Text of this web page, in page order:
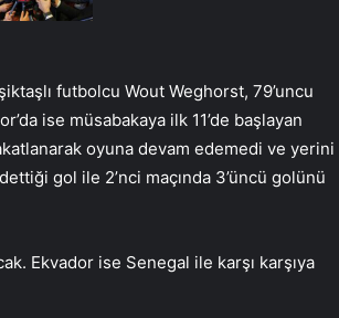
futbolcu Wout Weghorst, 79’uncu
ise müsabakaya ilk 11’de başlayan
oyuna devam edemedi ve yerini
gol ile 2’nci maçında 3’üncü golünü
Ekvador ise Senegal ile karşı karşıya